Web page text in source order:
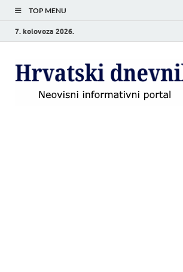
TOP MENU
7. kolovoza 2026.